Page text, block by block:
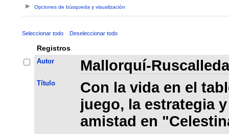
Opciones de búsqueda y visualización
Seleccionar todo Deseleccionar todo
Registros
Autor Mallorquí-
Título
Con la vida en el
juego, la estrategia
amistad en